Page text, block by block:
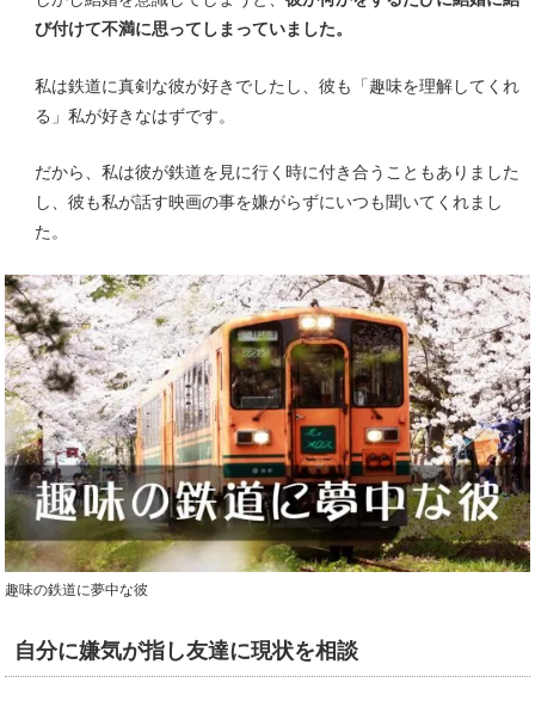
び付けて不満に思ってしまっていました。
私は鉄道に真剣な彼が好きでしたし、彼も「趣味を理解してくれ
る」私が好きなはずです。
だから、私は彼が鉄道を見に行く時に付き合うこともありました
し、彼も私が話す映画の事を嫌がらずにいつも聞いてくれまし
た。
趣味の鉄道に夢中な彼
自分に嫌気が指し友達に現状を相談